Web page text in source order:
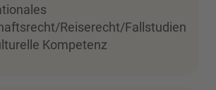
Reiserecht/Fallstudien
Kompetenz